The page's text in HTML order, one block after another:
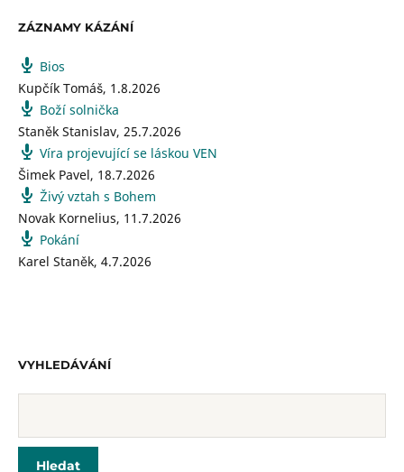
ZÁZNAMY KÁZÁNÍ
Bios
Kupčík Tomáš, 1.8.2026
Boží solnička
Staněk Stanislav, 25.7.2026
Víra projevující se láskou VEN
Šimek Pavel, 18.7.2026
Živý vztah s Bohem
Novak Kornelius, 11.7.2026
Pokání
Karel Staněk, 4.7.2026
VYHLEDÁVÁNÍ